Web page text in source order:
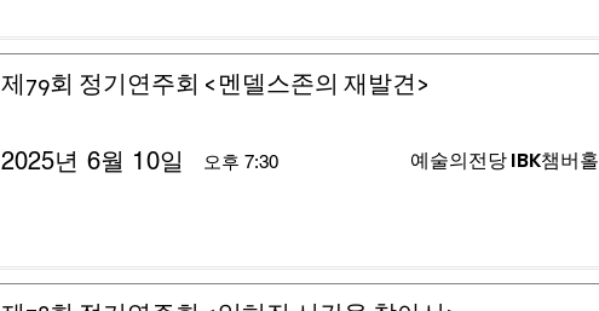
제79회 정기연주회 <멘델스존의 재발견>
오후 7:30
2025년 6월 10일 예술의전당 IBK챔버홀